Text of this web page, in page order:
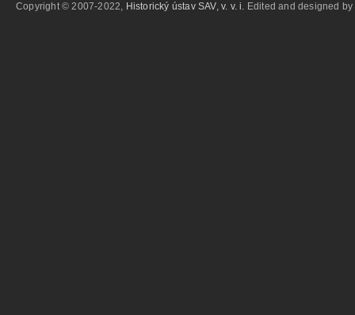
Copyright © 2007-2022, Historický ústav SAV, v. v. i. Edited and designed by